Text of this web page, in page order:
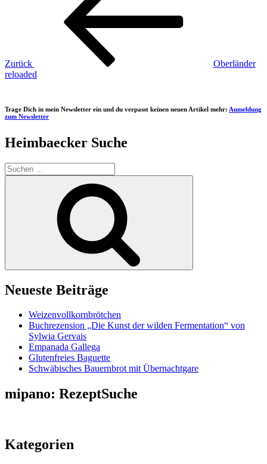
Zurück
Oberländer
reloaded
Trage Dich in mein Newsletter ein und du verpasst keinen neuen Artikel mehr: Anmeldung
zum Newsletter
Heimbaecker Suche
Suchen
nach:
Neueste Beiträge
Weizenvollkornbrötchen
Buchrezension „Die Kunst der wilden Fermentation“ von
Sylwia Gervais
Empanada Gallega
Glutenfreies Baguette
Schwäbisches Bauernbrot mit Übernachtgare
mipano: RezeptSuche
Kategorien